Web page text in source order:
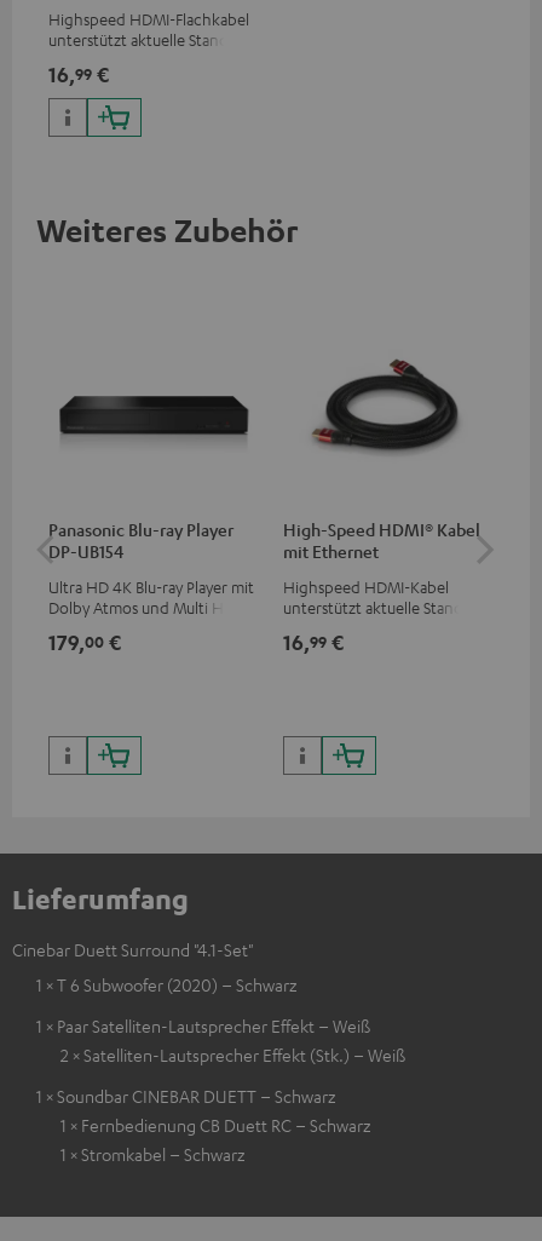
Highspeed HDMI-Flachkabel
unterstützt aktuelle Standards
16,99 €
Weiteres Zubehör
Panasonic Blu-ray Player
DP-UB154
Ultra HD 4K Blu-ray Player mit
Dolby Atmos und Multi HDR-
HDR10+ für eine überragende
179,00 €
High-Speed HDMI® Kabel
mit Ethernet
Highspeed HDMI-Kabel
unterstützt aktuelle Standards
16,99 €
Lieferumfang
Cinebar Duett Surround "4.1-Set"
1 × T 6 Subwoofer (2020) – Schwarz
1 × Paar Satelliten-Lautsprecher Effekt – Weiß
2 × Satelliten-Lautsprecher Effekt (Stk.) – Weiß
1 × Soundbar CINEBAR DUETT – Schwarz
1 × Fernbedienung CB Duett RC – Schwarz
1 × Stromkabel – Schwarz